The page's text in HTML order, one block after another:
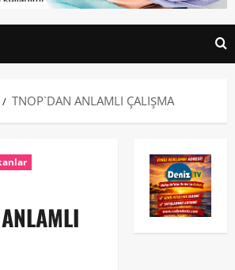
TNOP`DAN ANLAMLI ÇALIŞMA